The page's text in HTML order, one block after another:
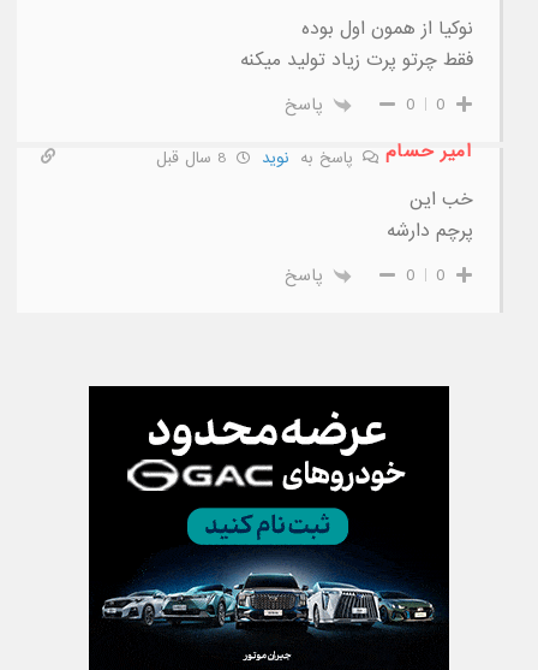
نوکیا از همون اول بوده
فقط چرتو پرت زیاد تولید میکنه
0
0 پاسخ
امیر حسام پاسخ بهنوید 8 سال قبل
خب این
پرچم دارشه
0
0 پاسخ